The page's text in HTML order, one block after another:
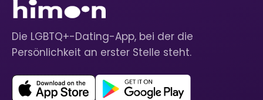
Die LGBTQ+-Dating-App, bei der die
Persönlichkeit an erster Stelle steht.